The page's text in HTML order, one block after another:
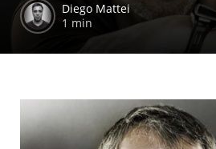
Diego Mattei
1 min